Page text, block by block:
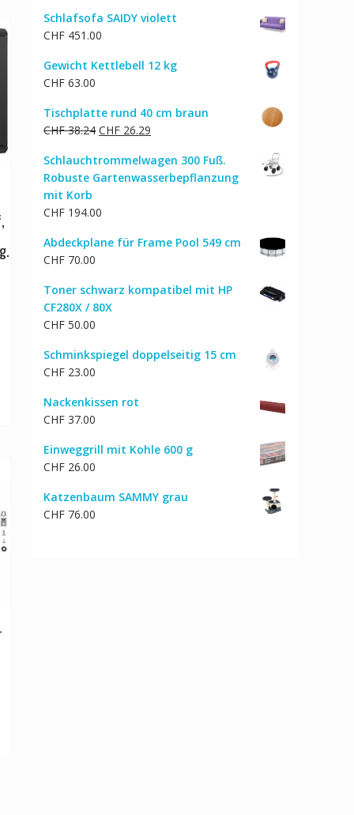
war:
CHF 99.00
ist:
Schlafsofa SAIDY violett
CHF 451.00
Gewicht Kettlebell 12 kg
CHF 63.00
Tischplatte rund 40 cm braun
CHF38.24 Ursprünglicher
war:
CHF 38.24
CHF 26.29
ist:
CHF 26.29.
Schlauchtrommelwagen 300 Fuß.
Robuste Gartenwasserbepflanzung
mit Korb
CHF 194.00
Abdeckplane für Frame Pool 549 cm
CHF 70.00
Toner schwarz kompatibel mit HP
CF280X / 80X
CHF 50.00
Schminkspiegel doppelseitig 15 cm
CHF 23.00
Nackenkissen rot
CHF 37.00
Einweggrill mit Kohle 600 g
CHF 26.00
Katzenbaum SAMMY grau
CHF 76.00